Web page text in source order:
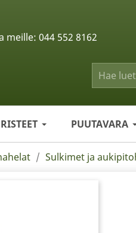
PUUTAVARA
meille: 044 552 8162
Sulkimet ja